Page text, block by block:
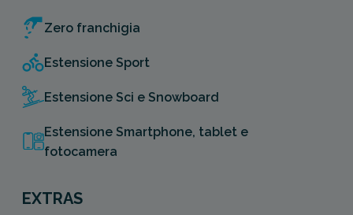
Zero franchigia
Estensione Sport
Estensione Sci e Snowboard
Estensione Smartphone, tablet e
fotocamera
EXTRAS